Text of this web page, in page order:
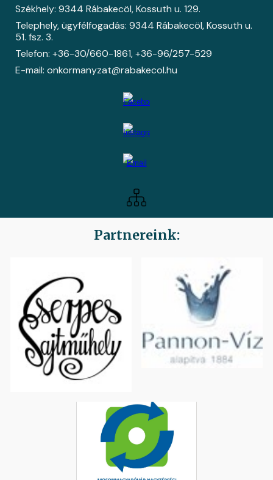
Székhely: 9344 Rábakecöl, Kossuth u. 129.
Telephely, ügyfélfogadás: 9344 Rábakecöl, Kossuth u.
51. fsz. 3.
Telefon: +36-30/660-1861, +36-96/257-529
E-mail: onkormanyzat@rabakecol.hu
Partnereink: